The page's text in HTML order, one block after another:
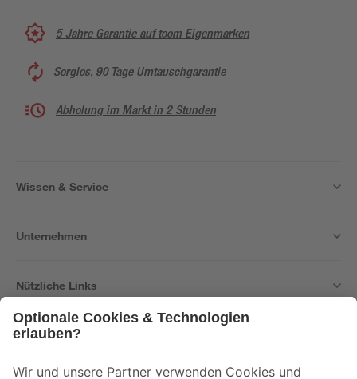
5 Jahre Garantie auf toom Eigenmarken
Sorglos, 90 Tage Umtauschgarantie
Abholung im Markt in 2 Stunden
Wissen & Service
Unternehmen
Nützliche Links
Der toom Newsletter: Keine Angebote und Aktionen mehr verpassen!